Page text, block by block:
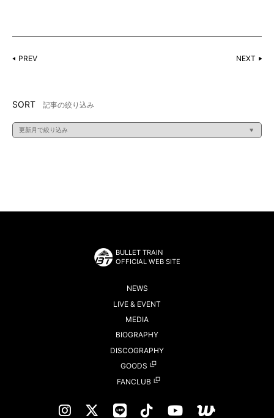
PREV NEXT
SORT 記事の絞り込み
BULLET TRAIN
OFFICIAL WEB SITE
NEWS
LIVE & EVENT
MEDIA
BIOGRAPHY
DISCOGRAPHY
GOODS
FANCLUB